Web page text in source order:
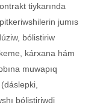
tiykarında
jumıs
bólistiriw
kárxana hám
muwapıq
bólistiriwdi